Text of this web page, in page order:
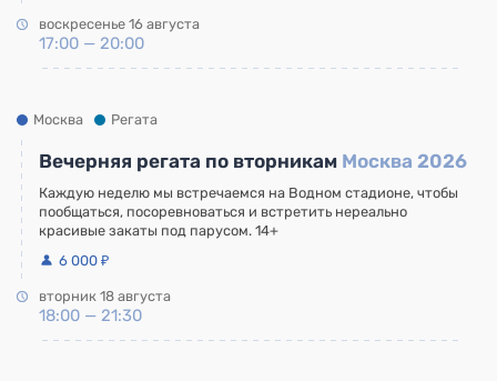
воскресенье 16 августа
17:00 — 20:00
Москва Регата
Вечерняя регата по вторникам Москва 2026
Каждую неделю мы встречаемся на Водном стадионе, чтобы
пообщаться, посоревноваться и встретить нереально
красивые закаты под парусом. 14+
6 000 ₽
вторник 18 августа
18:00 — 21:30